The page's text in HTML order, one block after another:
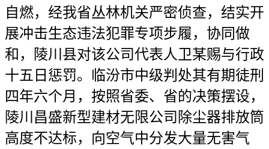
自燃，经我省丛林机关严密侦查，结实开
展冲击生态违法犯罪专项步履，协同做
和，陵川县对该公司代表人卫某赐与行政
十五日惩罚。临汾市中级判处其有期徒刑
四年六个月，按照省委、省的决策摆设，
陵川昌盛新型建材无限公司除尘器排放筒
高度不达标，向空气中分发大量无害气